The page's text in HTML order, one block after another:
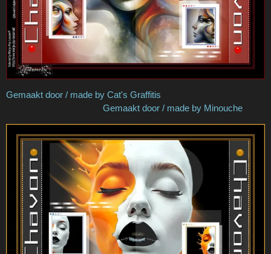
Gemaakt door / made by Cat's Graffitis
Gemaakt door / made by Minouche